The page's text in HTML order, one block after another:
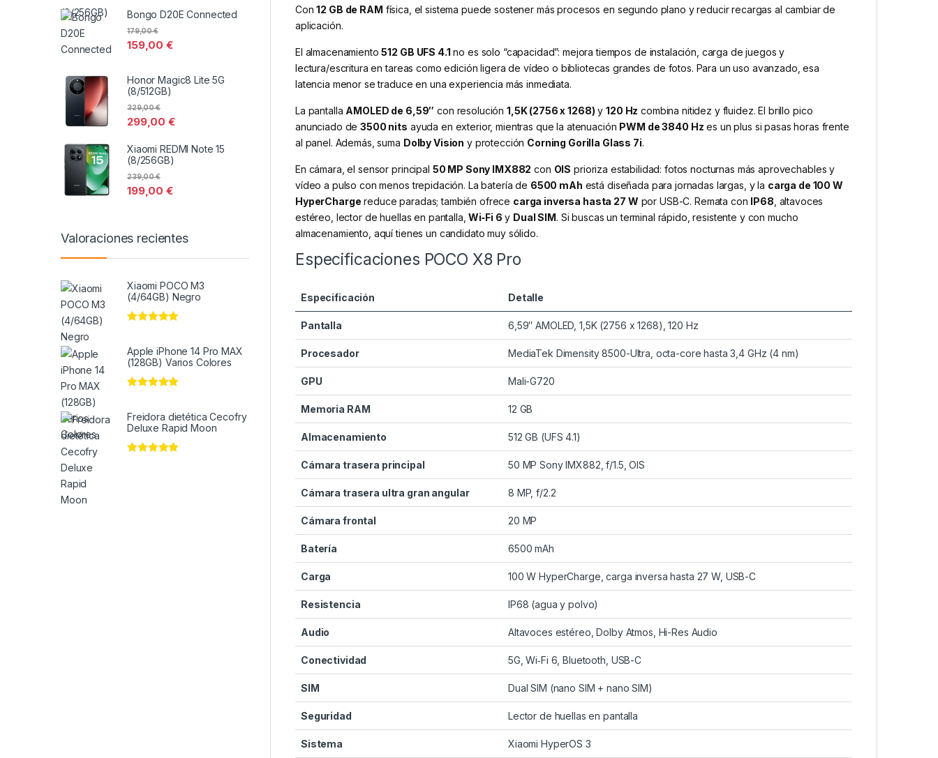
Con12 GB de RAM física, el sistema puede sostener más procesos en segundo plano y reducir recargas al cambiar de
aplicación.
El almacenamiento512 GB UFS 4.1 no es solo “capacidad”: mejora tiempos de instalación, carga de juegos y
lectura/escritura en tareas como edición ligera de vídeo o bibliotecas grandes de fotos. Para un uso avanzado, esa
latencia menor se traduce en una experiencia más inmediata.
La pantalla AMOLED de 6,59″ con resolución 1,5K (2756 x 1268) y120 Hz combina nitidez y fluidez. El brillo pico
anunciado de3500 nits ayuda en exterior, mientras que la atenuación PWM de 3840 Hz es un plus si pasas horas frente
al panel. Además, suma Dolby Vision y protección Corning Gorilla Glass 7i.
En cámara, el sensor principal 50 MP Sony IMX882 con OIS prioriza estabilidad: fotos nocturnas más aprovechables y
vídeo a pulso con menos trepidación. La batería de 6500 mAh está diseñada para jornadas largas, y la carga de 100 W
HyperCharge reduce paradas; también ofrece carga inversa hasta 27 W por USB-C. Remata con IP68 , altavoces
estéreo, lector de huellas en pantalla,Wi‑Fi 6 y Dual SIM. Si buscas un terminal rápido, resistente y con mucho
almacenamiento, aquí tienes un candidato muy sólido.
Especificaciones POCO X8 Pro
Especificación Detalle
Pantalla 6,59″ AMOLED, 1,5K (2756 x 1268), 120 Hz
Procesador MediaTek Dimensity 8500-Ultra, octa-core hasta 3,4 GHz (4 nm)
GPU Mali-G720
Memoria RAM 12 GB
Almacenamiento 512 GB (UFS 4.1)
Cámara trasera principal 50 MP Sony IMX882, f/1.5, OIS
Cámara trasera ultra gran angular 8 MP, f/2.2
Cámara frontal 20 MP
Batería 6500 mAh
Carga 100 W HyperCharge, carga inversa hasta 27 W, USB-C
Resistencia IP68 (agua y polvo)
Audio Altavoces estéreo, Dolby Atmos, Hi-Res Audio
Conectividad 5G, Wi‑Fi 6, Bluetooth, USB-C
SIM Dual SIM (nano SIM + nano SIM)
Seguridad Lector de huellas en pantalla
Sistema Xiaomi HyperOS 3
Bongo D20E Connected
159,00€
179,00€
Honor Magic8 Lite 5G
(8/512GB)
299,00€
329,00€
Xiaomi REDMI Note 15
(8/256GB)
199,00€
239,00€
Valoraciones recientes
Xiaomi POCO M3
(4/64GB) Negro
Apple iPhone 14 Pro MAX
(128GB) Varios Colores
Freidora dietética Cecofry
Deluxe Rapid Moon